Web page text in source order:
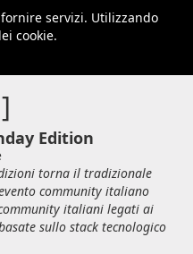
servizi. Utilizzando
cookie.
Edition
torna il tradizionale
community italiano
italiani legati ai
sullo stack tecnologico